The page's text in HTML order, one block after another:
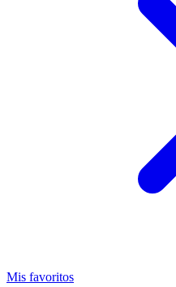
Mis favoritos